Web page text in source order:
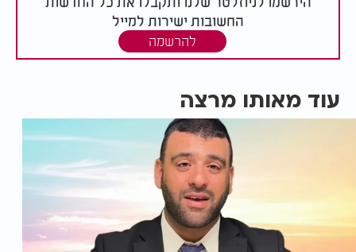
החשובות ישירות למייל
להרשמה
עוד מאותו מרצה